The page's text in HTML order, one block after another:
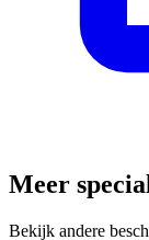
Meer
Bekijk andere